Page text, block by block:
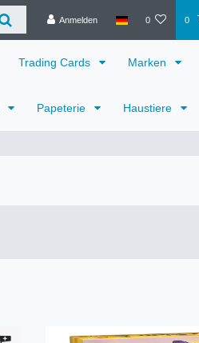
Anmelden 0 0
Trading Cards Marken
Papeterie Haustiere